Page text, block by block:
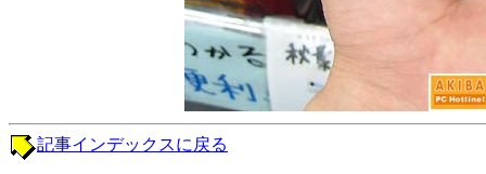
記事インデックスに戻る